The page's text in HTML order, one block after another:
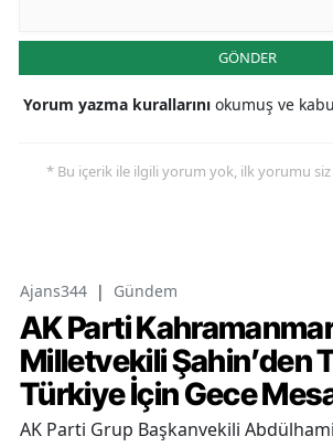
GÖNDER
Yorum yazma kurallarını okumuş ve
* Bu içerik ile ilgili yorum yok, ilk yorumu siz
Ajans344 | Gündem
AK Parti
Milletvekili Şahin’den
Türkiye İçin Gece
AK Parti Grup Başkanvekili